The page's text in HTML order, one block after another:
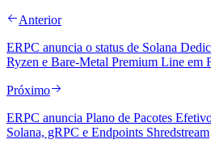
Anterior
ERPC anuncia o status de Solana
Ryzen e Bare-Metal Premium Line em
Próximo
ERPC anuncia Plano de Pacotes
Solana, gRPC e Endpoints Shredstream